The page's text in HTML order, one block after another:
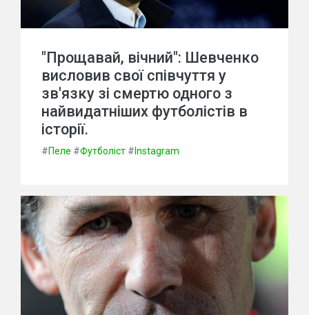
"Прощавай, вічний": Шевченко
висловив свої співчуття у
зв'язку зі смертю одного з
найвидатніших футболістів в
історії.
#Пеле #Футболіст # Instagram